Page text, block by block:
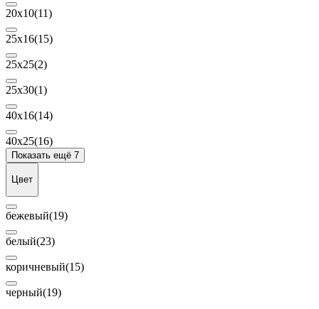
20х10(11)
25x16(15)
25х25(2)
25x30(1)
40x16(14)
40x25(16)
Показать ещё 7
Цвет
бежевый(19)
белый(23)
коричневый(15)
черный(19)